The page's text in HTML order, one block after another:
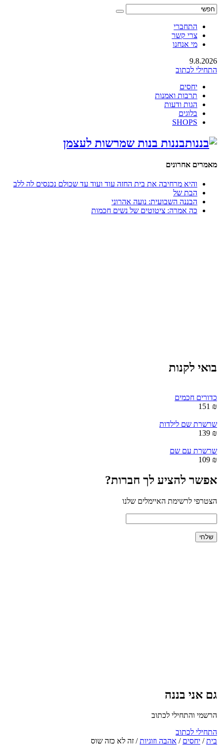
התחברי
צרי קשר
מי אנחנו
9.8.2026
התחילי לכתוב
יחסים
תרבות ואמנות
הגות ודעות
בלוגים
SHOPS
בננות בנות שמרשות לעצמן
מאמרים אחרונים
והיא מרחיבה את בית החזה עוד ועוד עד שכולם נכנסים לה ללב
הבת של
הבננה השבועית: נועה אהרוני
כה אמרה: ציטוטים של נשים חכמות
בואי לקנות
כדורים חכמים
₪ 151
שרשרת שם לילדות
₪ 139
שרשרת עם שם
₪ 109
אפשר להציע לך חברות?
הצטרפי לרשימת האיימלים שלנו
גם אני בננה
הרשמי והתחילי לכתוב
התחילי לכתוב
בית/ יחסים / אהבה וזוגיות/ זה לא כזה שוס